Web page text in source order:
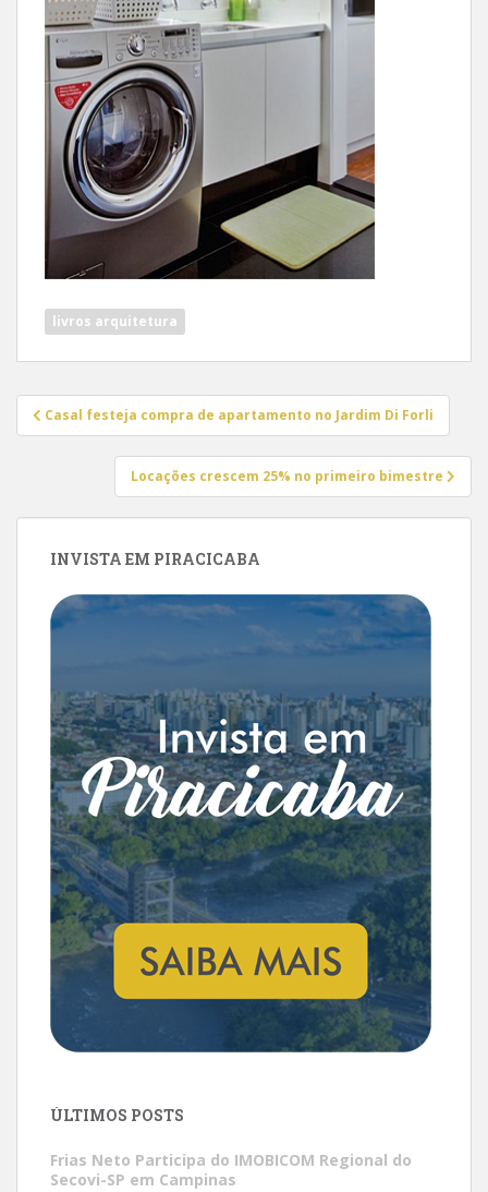
livros arquitetura
Navegação
de
Casal festeja compra de apartamento no Jardim Di Forli
Locações crescem 25% no primeiro bimestre
INVISTA EM PIRACICABA
ÚLTIMOS POSTS
Frias Neto Participa do IMOBICOM Regional do
Secovi-SP em Campinas